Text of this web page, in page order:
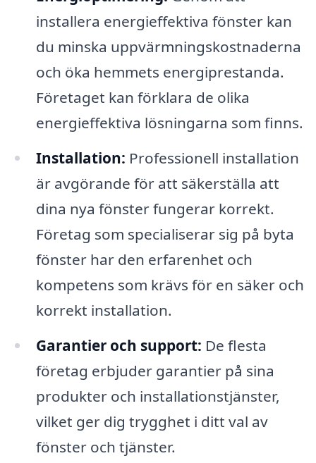
installera energieffektiva fönster kan
du minska uppvärmningskostnaderna
och öka hemmets energiprestanda.
Företaget kan förklara de olika
energieffektiva lösningarna som finns.
Installation: Professionell installation
är avgörande för att säkerställa att
dina nya fönster fungerar korrekt.
Företag som specialiserar sig på byta
fönster har den erfarenhet och
kompetens som krävs för en säker och
korrekt installation.
Garantier och support: De flesta
företag erbjuder garantier på sina
produkter och installationstjänster,
vilket ger dig trygghet i ditt val av
fönster och tjänster.